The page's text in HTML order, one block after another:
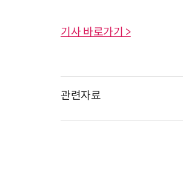
기사 바로가기 >
관련자료